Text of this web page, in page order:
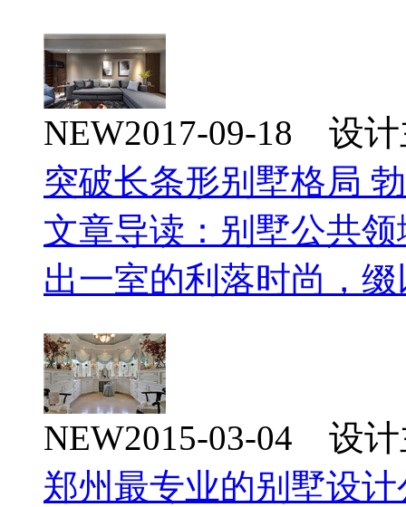
NEW2017-09-18 设
突破长条形别墅格局
文章导读：别墅公共
出一室的利落时尚，
NEW2015-03-04 设
郑州最专业的别墅设